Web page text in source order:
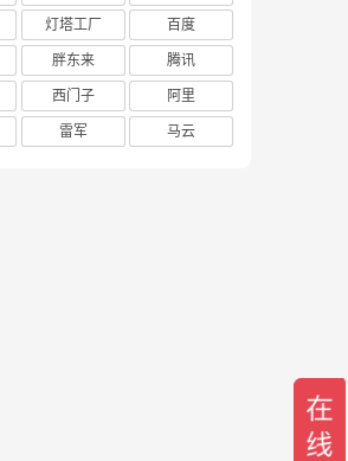
灯塔工厂
百度
胖东来
腾讯
西门子
阿里
雷军 马云